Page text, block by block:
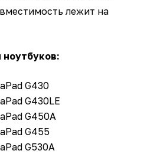
лежит на
G430
G430LE
G450A
G455
G530A